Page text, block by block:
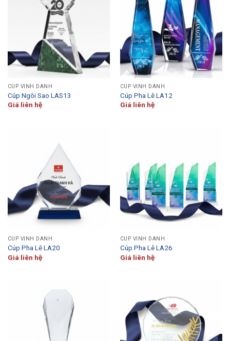
CÚP VINH DANH
Cúp Ngôi Sao LAS13
Giá liên hệ
CÚP VINH DANH
Cúp Pha Lê LA12
Giá liên hệ
CÚP VINH DANH
Cúp Pha Lê LA20
Giá liên hệ
CÚP VINH DANH
Cúp Pha Lê LA26
Giá liên hệ